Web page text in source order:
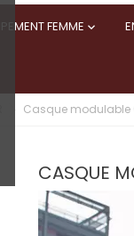
FEMME 
Casque modulable
CASQUE